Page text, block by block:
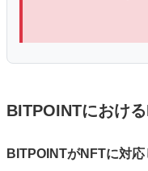
BITPOINTにおけ
BITPOINTがNFTに対